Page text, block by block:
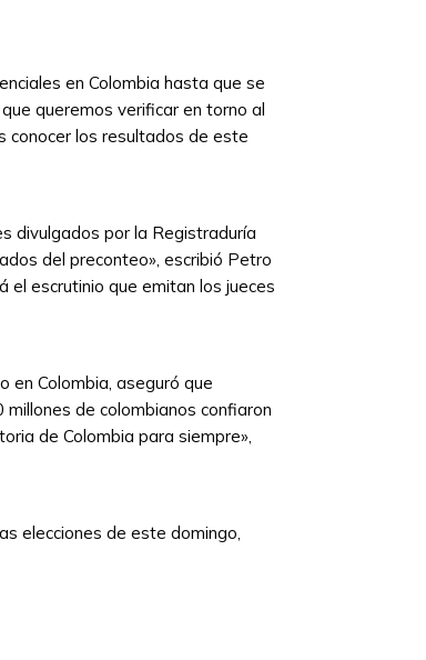
en Colombia hasta que se
queremos verificar en torno al
conocer los resultados de este
divulgados por la Registraduría
del preconteo», escribió Petro
el escrutinio que emitan los jueces
en Colombia, aseguró que
de colombianos confiaron
de Colombia para siempre»,
elecciones de este domingo,